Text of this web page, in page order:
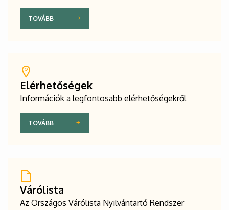
TOVÁBB
Elérhetőségek
Információk a legfontosabb elérhetőségekről
TOVÁBB
Várólista
Az Országos Várólista Nyilvántartó Rendszer